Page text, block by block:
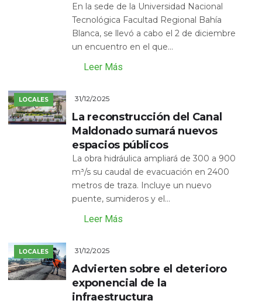
En la sede de la Universidad Nacional
Tecnológica Facultad Regional Bahía
Blanca, se llevó a cabo el 2 de diciembre
un encuentro en el que...
Leer Más
LOCALES 31/12/2025
La reconstrucción del Canal
Maldonado sumará nuevos
espacios públicos
La obra hidráulica ampliará de 300 a 900
m³/s su caudal de evacuación en 2400
metros de traza. Incluye un nuevo
puente, sumideros y el...
Leer Más
LOCALES 31/12/2025
Advierten sobre el deterioro
exponencial de la
infraestructura